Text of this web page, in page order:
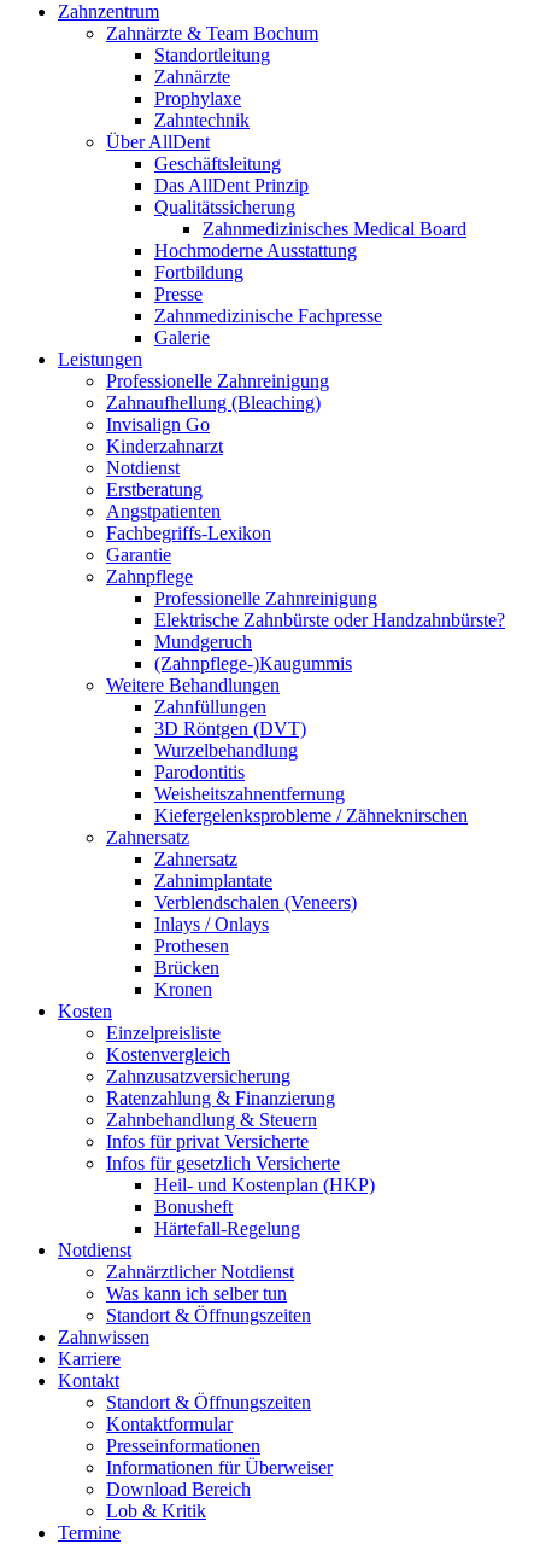
Zahnzentrum
Zahnärzte & Team Bochum
Standortleitung
Zahnärzte
Prophylaxe
Zahntechnik
Über AllDent
Geschäftsleitung
Das AllDent Prinzip
Qualitätssicherung
Zahnmedizinisches Medical Board
Hochmoderne Ausstattung
Fortbildung
Presse
Zahnmedizinische Fachpresse
Galerie
Leistungen
Professionelle Zahnreinigung
Zahnaufhellung (Bleaching)
Invisalign Go
Kinderzahnarzt
Notdienst
Erstberatung
Angstpatienten
Fachbegriffs-Lexikon
Garantie
Zahnpflege
Professionelle Zahnreinigung
Elektrische Zahnbürste oder Handzahnbürste?
Mundgeruch
(Zahnpflege-)Kaugummis
Weitere Behandlungen
Zahnfüllungen
3D Röntgen (DVT)
Wurzelbehandlung
Parodontitis
Weisheitszahnentfernung
Kiefergelenksprobleme / Zähneknirschen
Zahnersatz
Zahnersatz
Zahnimplantate
Verblendschalen (Veneers)
Inlays / Onlays
Prothesen
Brücken
Kronen
Kosten
Einzelpreisliste
Kostenvergleich
Zahnzusatzversicherung
Ratenzahlung & Finanzierung
Zahnbehandlung & Steuern
Infos für privat Versicherte
Infos für gesetzlich Versicherte
Heil- und Kostenplan (HKP)
Bonusheft
Härtefall-Regelung
Notdienst
Zahnärztlicher Notdienst
Was kann ich selber tun
Standort & Öffnungszeiten
Zahnwissen
Karriere
Kontakt
Standort & Öffnungszeiten
Kontaktformular
Presseinformationen
Informationen für Überweiser
Download Bereich
Lob & Kritik
Termine